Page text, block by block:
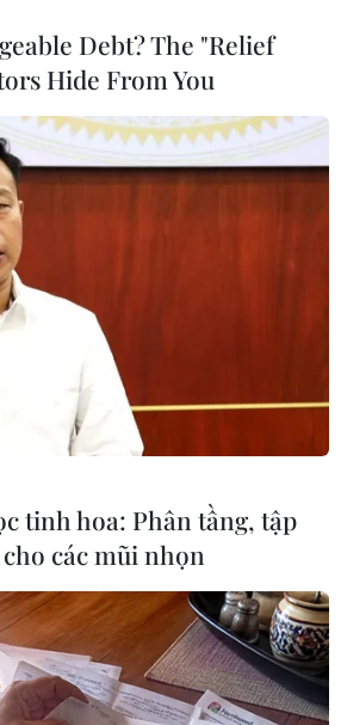
#Cảnh báo sóng thần
Khí tượng học Nhật Bản
Nhật Bản
Debt? The "Relief
Hide From You
tinh hoa: Phân tầng, tập
các mũi nhọn